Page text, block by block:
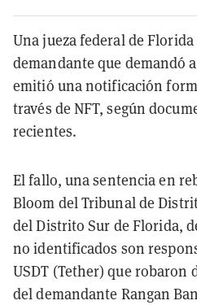
Una jueza federal de
demandante que demandó
emitió una notificación
través de NFT, según
recientes.
El fallo, una sentencia en
Bloom del Tribunal de
del Distrito Sur de Florida,
no identificados son
USDT (Tether) que robaron
del demandante Rangan